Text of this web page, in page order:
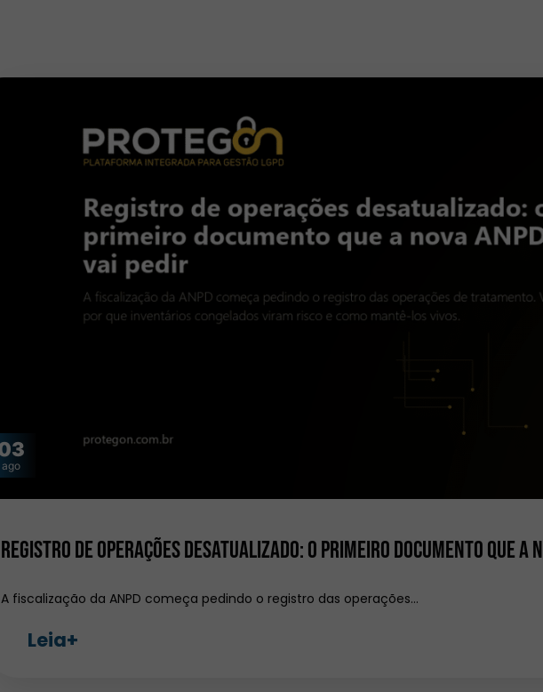
ago
Registro de operações desatualizado: o primeiro documento que a
A fiscalização da ANPD começa pedindo o registro das operações…
Leia+